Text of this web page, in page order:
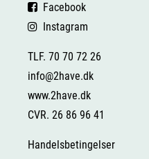
Facebook
Instagram
TLF. 70 70 72 26
info@2have.dk
www.2have.dk
CVR. 26 86 96 41
Handelsbetingelser